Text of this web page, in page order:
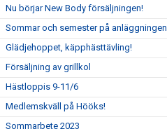
Nu börjar New Body försäljningen!
Sommar och semester på anläggningen
Glädjehoppet, käpphästtävling!
Försäljning av grillkol
Hästloppis 9-11/6
Medlemskväll på Hööks!
Sommarbete 2023